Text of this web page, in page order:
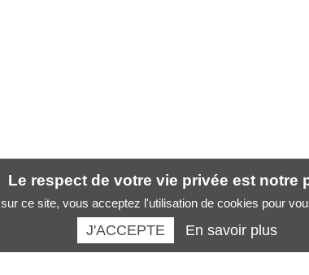
Le respect de votre vie privée est notre
ce site, vous acceptez l'utilisation de cookies pour
J'ACCEPTE En savoir plus